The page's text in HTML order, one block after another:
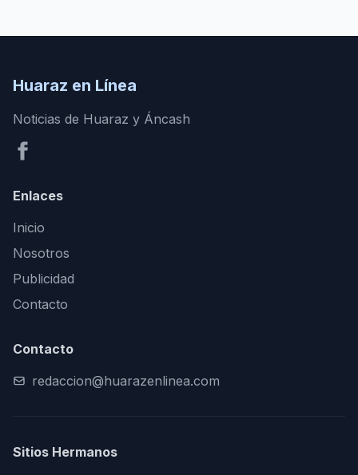
Huaraz en Línea
Noticias de Huaraz y Áncash
Enlaces
Inicio
Nosotros
Publicidad
Contacto
Contacto
redaccion@huarazenlinea.com
Sitios Hermanos